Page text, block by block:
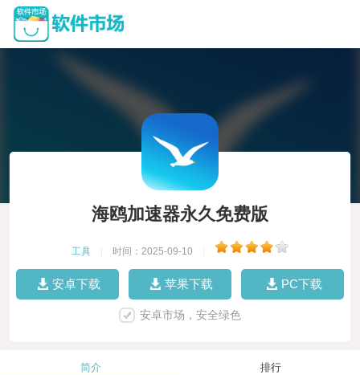
海鸥加速器永久免费版
工具 时间：2025-09-10
安卓下载 苹果下载 PC下载
安卓市场，安全绿色
简介 排行